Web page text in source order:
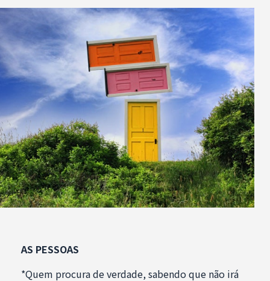
AS PESSOAS
*Quem procura de verdade, sabendo que não irá